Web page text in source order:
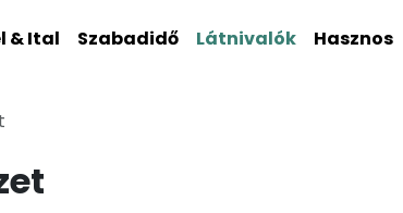
& Ital Szabadidő Látnivalók Hasznos